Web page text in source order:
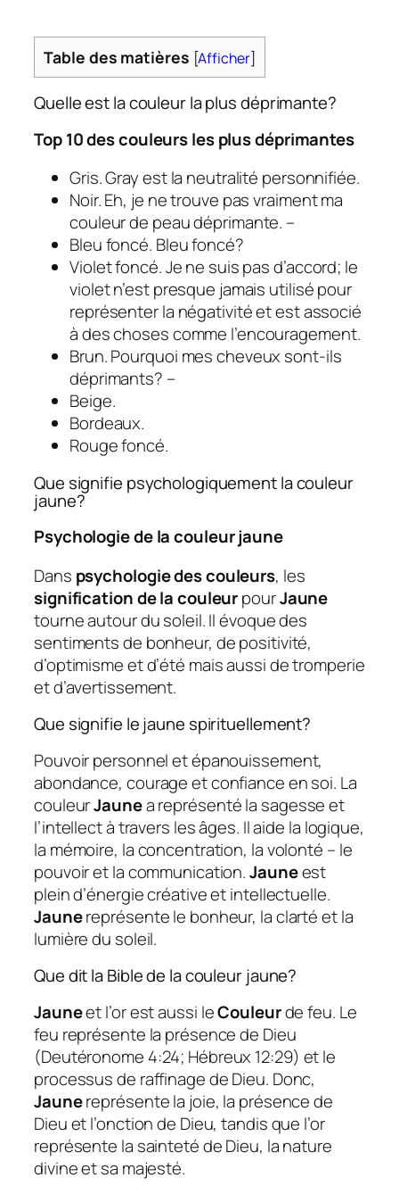
Table des matières [Afficher]
Quelle est la couleur la plus déprimante?
Top 10 des couleurs les plus déprimantes
Gris. Gray est la neutralité personnifiée.
Noir. Eh, je ne trouve pas vraiment ma
couleur de peau déprimante. –
Bleu foncé. Bleu foncé?
Violet foncé. Je ne suis pas d’accord; le
violet n’est presque jamais utilisé pour
représenter la négativité et est associé
à des choses comme l’encouragement.
Brun. Pourquoi mes cheveux sont-ils
déprimants? –
Beige.
Bordeaux.
Rouge foncé.
Que signifie psychologiquement la couleur
jaune?
Psychologie de la couleur jaune
Dans psychologie des couleurs, les
signification de la couleurpourJaune
tourne autour du soleil. Il évoque des
sentiments de bonheur, de positivité,
d’optimisme et d’été mais aussi de tromperie
et d’avertissement.
Que signifie le jaune spirituellement?
Pouvoir personnel et épanouissement,
abondance, courage et confiance en soi. La
couleurJaunea représenté la sagesse et
l’intellect à travers les âges. Il aide la logique,
la mémoire, la concentration, la volonté – le
pouvoir et la communication.Jauneest
plein d’énergie créative et intellectuelle.
Jaunereprésente le bonheur, la clarté et la
lumière du soleil.
Que dit la Bible de la couleur jaune?
Jauneet l’or est aussi leCouleurde feu. Le
feu représente la présence de Dieu
(Deutéronome 4:24; Hébreux 12:29) et le
processus de raffinage de Dieu. Donc,
Jaunereprésente la joie, la présence de
Dieu et l’onction de Dieu, tandis que l’or
représente la sainteté de Dieu, la nature
divine et sa majesté.